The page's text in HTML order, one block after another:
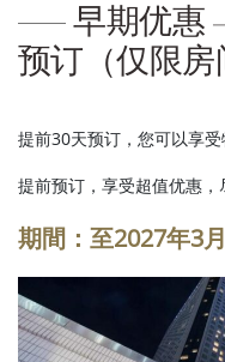
早期优惠
预订（仅限房
提前30天预订，您可以享受
提前预订，享受超值优惠，
期間： 至2027年3